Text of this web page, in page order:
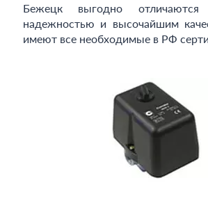
Бежецк выгодно отличаются
надежностью и высочайшим
имеют все необходимые в РФ